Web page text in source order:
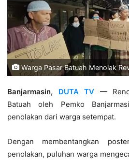
Warga Pasar Batuah Menolak
Banjarmasin, DUTA TV —
Batuah oleh Pemko
penolakan dari warga setempat.
Dengan membentangkan
penolakan, puluhan warga